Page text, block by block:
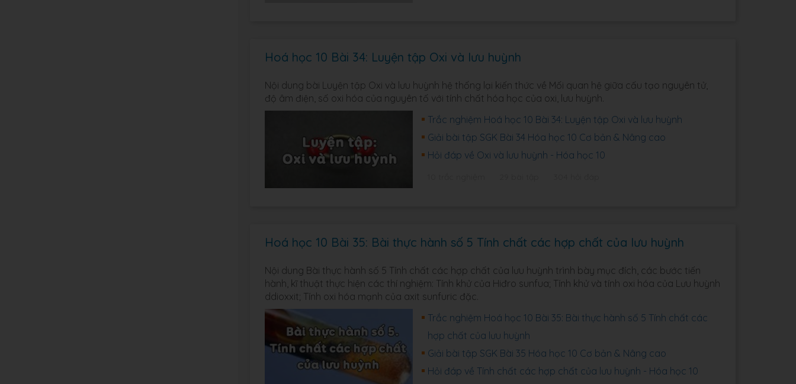
Hoá học 10 Bài 34: Luyện tập Oxi và lưu huỳnh
Nội dung bài Luyện tập Oxi và lưu huỳnh hệ thống lại kiến thức về Mối quan hệ giữa cấu tạo nguyên tử,
độ âm điện, số oxi hóa của nguyên tố với tính chất hóa học của oxi, lưu huỳnh.
Trắc nghiệm Hoá học 10 Bài 34: Luyện tập Oxi và lưu huỳnh
Giải bài tập SGK Bài 34 Hóa học 10 Cơ bản & Nâng cao
Hỏi đáp về Oxi và lưu huỳnh - Hóa học 10
Hoá học 10 Bài 35: Bài thực hành số 5 Tính chất các hợp chất của lưu huỳnh
Nội dung Bài thực hành số 5 Tính chất các hợp chất của lưu huỳnh trình bày mục đích, các bước tiến
hành, kĩ thuật thực hiện các thí nghiệm: Tính khử của Hiđro sunfua; Tính khử và tính oxi hóa của Lưu huỳnh
ddioxxit; Tính oxi hóa mạnh của axit sunfuric đặc.
Trắc nghiệm Hoá học 10 Bài 35: Bài thực hành số 5 Tính chất các
hợp chất của lưu huỳnh
Giải bài tập SGK Bài 35 Hóa học 10 Cơ bản & Nâng cao
Hỏi đáp về Tính chất các hợp chất của lưu huỳnh - Hóa học 10